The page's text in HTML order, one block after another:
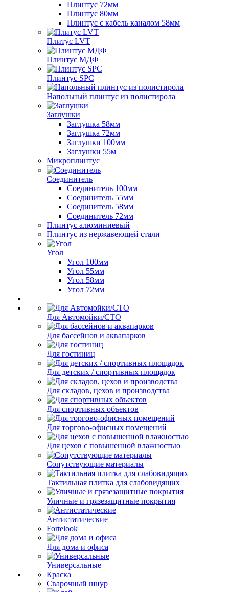
Плинтус 72мм
Плинтус 80мм
Плинтус с кабель каналом 58мм
Плитус LVT
Плинтус МДФ
Плинтус SPC
Напольный плинтус из полистирола
Заглушки
Заглушка 58мм
Заглушка 72мм
Заглушки 100мм
Заглушки 55м
Микроплинтус
Соединитель
Соединитель 100мм
Соединитель 55мм
Соединитель 58мм
Соединитель 72мм
Плинтус алюминиевый
Плинтус из нержавеющей стали
Угол
Угол 100мм
Угол 55мм
Угол 58мм
Угол 72мм
Для Автомойки/СТО
Для бассейнов и аквапарков
Для гостиниц
Для детских / спортивных площадок
Для складов, цехов и производства
Для спортивных объектов
Для торгово-офисных помещений
Для цехов с повышенной влажностью
Сопутствующие материалы
Тактильная плитка для слабовидящих
Уличные и грязезащитные покрытия
Антистатические
Fortelook
Для дома и офиса
Универсальные
Краска
Сварочный шнур